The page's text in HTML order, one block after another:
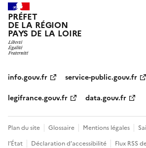
PRÉFET
DE LA RÉGION
PAYS DE LA LOIRE
info.gouv.fr
service-public.gouv.fr
legifrance.gouv.fr
data.gouv.fr
Plan du site Glossaire Mentions légales
l’État
Déclaration d’accessibilité Flux RSS